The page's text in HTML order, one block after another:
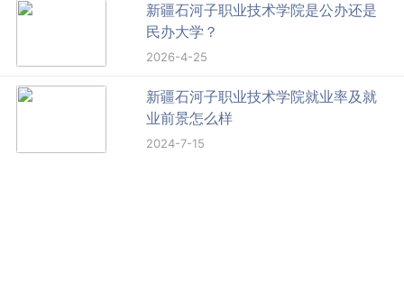
新疆石河子职业技术学院是公办还是
民办大学？
2026-4-25
新疆石河子职业技术学院就业率及就
业前景怎么样
2024-7-15